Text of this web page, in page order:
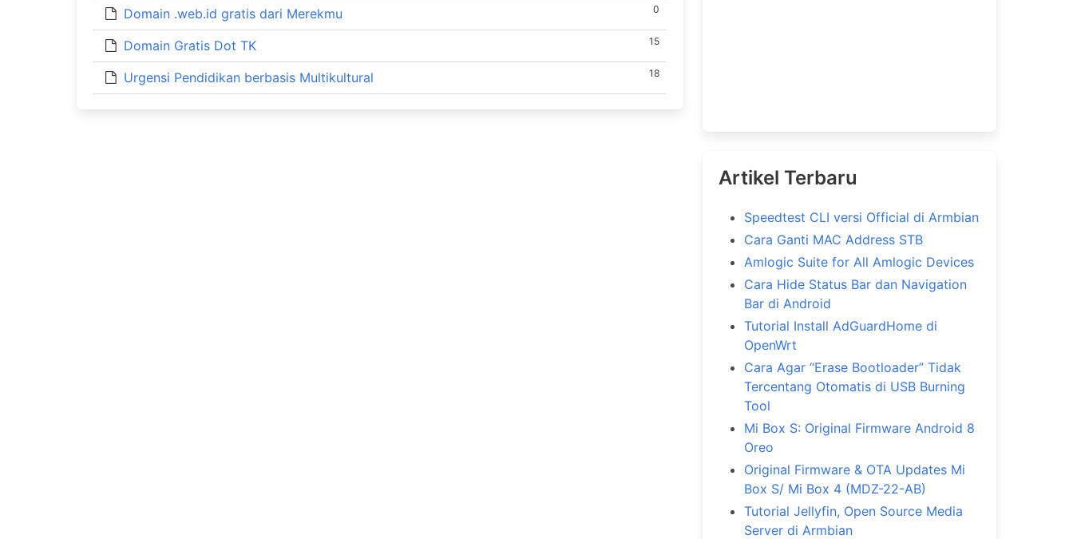
Domain .web.id gratis dari Merekmu 0
Domain Gratis Dot TK 15
Urgensi Pendidikan berbasis Multikultural 18
Artikel Terbaru
Speedtest CLI versi Official di Armbian
Cara Ganti MAC Address STB
Amlogic Suite for All Amlogic Devices
Cara Hide Status Bar dan Navigation
Bar di Android
Tutorial Install AdGuardHome di
OpenWrt
Cara Agar “Erase Bootloader” Tidak
Tercentang Otomatis di USB Burning
Tool
Mi Box S: Original Firmware Android 8
Oreo
Original Firmware & OTA Updates Mi
Box S/ Mi Box 4 (MDZ-22-AB)
Tutorial Jellyfin, Open Source Media
Server di Armbian